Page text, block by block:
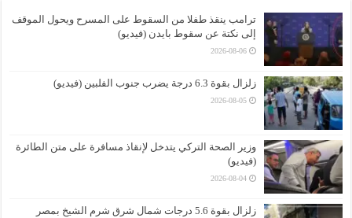
ترامب ينقذ طفلا من السقوط على المسرح ويحول الموقف
إلى نكتة عن سقوط بايدن (فيديو)
2026-08-06
زلزال بقوة 6.3 درجة يضرب جنوب الفلبين (فيديو)
2026-08-05
وزير الصحة التركي يتدخل لإنقاذ مسافرة على متن الطائرة
(فيديو)
2026-08-04
زلزال بقوة 5.6 درجات شمال شرق شرم الشيخ بمصر